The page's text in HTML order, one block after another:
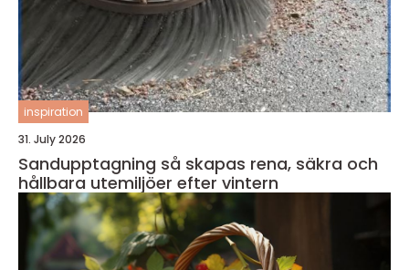
inspiration
31. July 2026
Sandupptagning så skapas rena, säkra och
hållbara utemiljöer efter vintern